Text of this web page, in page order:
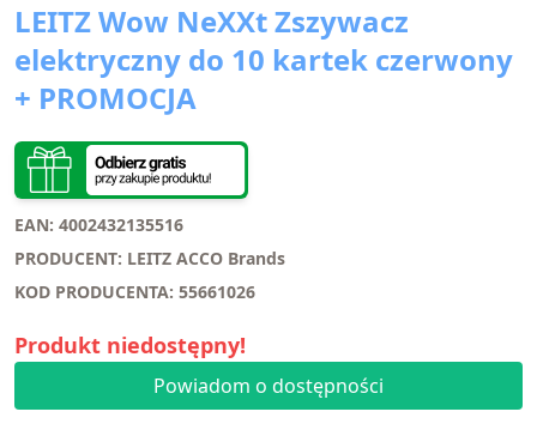
LEITZ Wow NeXXt Zszywacz
elektryczny do 10 kartek czerwony
+ PROMOCJA
EAN: 4002432135516
PRODUCENT: LEITZ ACCO Brands
KOD PRODUCENTA: 55661026
Produkt niedostępny!
Powiadom o dostępności